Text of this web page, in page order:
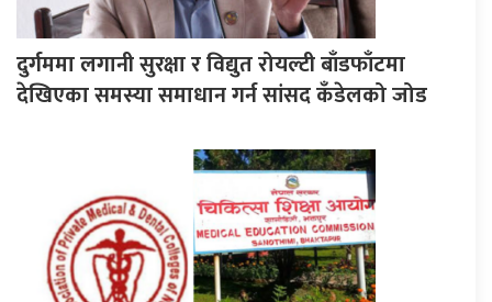
दुर्गममा लगानी सुरक्षा र विद्युत रोयल्टी बाँडफाँटमा
देखिएका समस्या समाधान गर्न सांसद कँडेलको जोड